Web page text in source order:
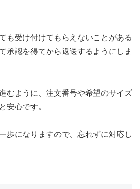
も受け付けてもらえないことがある
承認を得てから返送するようにしま
むように、注文番号や希望のサイズ
安心です。
歩になりますので、忘れずに対応し